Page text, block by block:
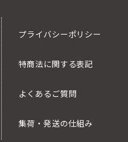
プライバシーポリシー
特商法に関する表記
よくあるご質問
集荷・発送の仕組み